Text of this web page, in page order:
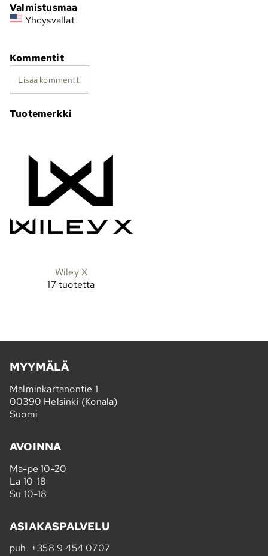
Valmistusmaa
Yhdysvallat
Kommentit
Lisää kommentti
Tuotemerkki
Wiley X
17 tuotetta
MYYMÄLÄ
Malminkartanontie 1
00390 Helsinki (Konala)
Suomi
AVOINNA
Ma-pe 10-20
La 10-18
Su 10-18
ASIAKASPALVELU
puh. +358 9 454 0707